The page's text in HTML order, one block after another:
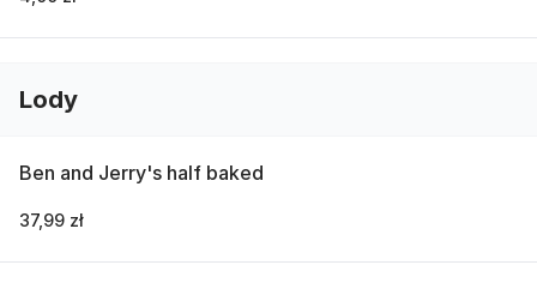
Lody
Ben and Jerry's half baked
37,99 zł